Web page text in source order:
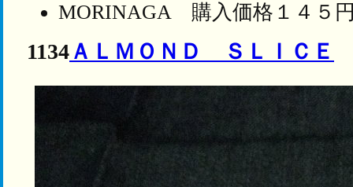
MORINAGA 購入価格１４５
1134ＡＬＭＯＮＤ ＳＬＩＣＥ